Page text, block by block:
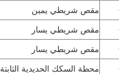
مقص شريطي يمين
مقص شريطي يسار
مقص شريطي يسار
محطة السكك الحديدية الثابتة